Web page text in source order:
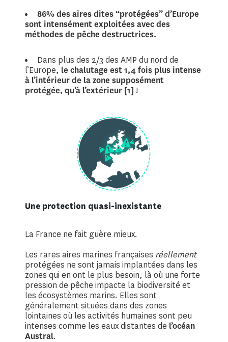
86% des aires dites “protégées” d’Europe
sont intensément exploitées avec des
méthodes de pêche destructrices.
Dans plus des 2/3 des AMP du nord de
l’Europe, le chalutage est 1,4 fois plus intense
à l’intérieur de la zone supposément
protégée, qu’à l’extérieur [1] !
Une protection quasi-inexistante
La France ne fait guère mieux.
Les rares aires marines françaises réellement
protégées ne sont jamais implantées dans les
zones qui en ont le plus besoin, là où une forte
pression de pêche impacte la biodiversité et
les écosystèmes marins. Elles sont
généralement situées dans des zones
lointaines où les activités humaines sont peu
intenses comme les eaux distantes de l’océan
Austral.